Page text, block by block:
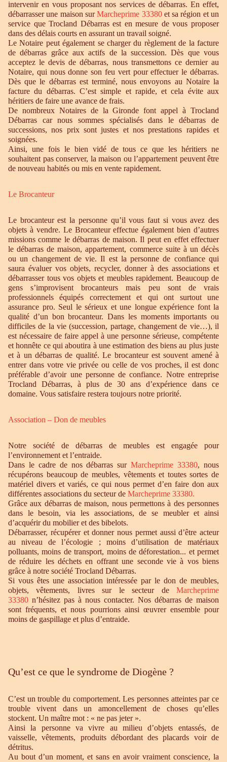
intervenir en vous proposant nos services de débarras. En effet,
débarrasser une maison surMarcheprime 33380et sa région et un
service que Trocland Débarras est en mesure de vous proposer
dans des délais courts en assurant un travail soigné.
Le Notaire peut également se charger du règlement de la facture
de débarras grâce aux actifs de la succession. Dès que vous
acceptez le devis de débarras, nous transmettons ce dernier au
Notaire, qui nous donne son feu vert pour effectuer le débarras.
Dès que le débarras est terminé, nous envoyons au Notaire la
facture du débarras. C’est simple et rapide, et cela évite aux
héritiers de faire une avance de frais.
De nombreux Notaires de la Gironde font appel à Trocland
Débarras car nous sommes spécialisés dans le débarras de
successions, nos prix sont justes et nos prestations rapides et
soignées.
Ainsi, une fois le bien vidé de tous ce que les héritiers ne
souhaitent pas conserver, la maison ou l’appartement peuvent être
de nouveau habités ou mis en vente rapidement.
Le Brocanteur
Le brocanteur est la personne qu’il vous faut si vous avez des
objets à vendre. Le Brocanteur effectue également bien d’autres
missions comme le débarras de maison. Il peut en effet effectuer
le débarras de maison, appartement, commerce suite à un décès
ou un changement de vie. Il est la personne de confiance qui
saura évaluer vos objets, recycler, donner à des associations et
débarrasser tous vos objets et meubles rapidement. Beaucoup de
gens s’improvisent brocanteurs mais peu sont de vrais
professionnels équipés correctement et qui ont surtout une
assurance pro. Seul le sérieux et une longue expérience font la
qualité d’un bon brocanteur. Dans les moments importants ou
difficiles de la vie (succession, partage, changement de vie…), il
est nécessaire de faire appel à une personne sérieuse, compétente
et honnête ce qui aboutira à une estimation des biens au plus juste
et à un débarras de qualité. Le brocanteur est souvent amené à
entrer dans votre vie privée ou celle de vos proches, il est donc
préférable d’avoir une personne de confiance. Notre entreprise
Trocland Débarras, à plus de 30 ans d’expérience dans ce
domaine. Vous satisfaire restera toujours notre priorité.
Association – Don de meubles
Notre société de débarras de meubles est engagée pour
l’environnement et l’entraide.
Dans le cadre de nos débarras surMarcheprime 33380, nous
récupérons beaucoup de meubles, vêtements et toutes sortes de
matériel divers et variés, ce qui nous permet d’en faire don aux
différentes associations du secteur de Marcheprime 33380.
Grâce aux débarras de maison, nous permettons à des personnes
dans le besoin, via les associations, de se meubler et ainsi
d’acquérir du mobilier et des bibelots.
Débarrasser, récupérer et donner nous permet aussi d’être acteur
au niveau de l’écologie ; moins d’utilisation de matériaux
polluants, moins de transport, moins de déforestation... et permet
de réduire les déchets en offrant une seconde vie à vos biens
grâce à notre société Trocland Débarras.
Si vous êtes une association intéressée par le don de meubles,
objets, vêtements, livres sur le secteur de Marcheprime
33380 n’hésitez pas à nous contacter. Nos débarras de maison
sont fréquents, et nous pourrions ainsi œuvrer ensemble pour
moins de gaspillage et plus d’entraide.
Qu’est ce que le syndrome de Diogène ?
C’est un trouble du comportement. Les personnes atteintes par ce
trouble vivent dans un amoncellement de choses qu’elles
stockent. Un maître mot : « ne pas jeter ».
Ainsi la personne va vivre au milieu d’objets entassés, de
vaisselle, vêtements, produits débordant des placards voir de
détritus.
Au bout d’un moment, et sans en avoir vraiment conscience, la